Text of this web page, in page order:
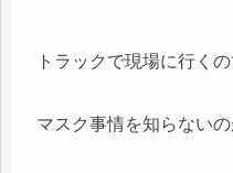
トラックで現場に行くの
マスク事情を知らないの